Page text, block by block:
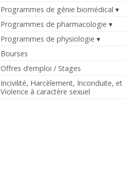
Programmes de génie biomédical
Programmes de pharmacologie
Programmes de physiologie
Bourses
Offres d’emploi / Stages
Incivilité, Harcèlement, Inconduite, et
Violence à caractère sexuel